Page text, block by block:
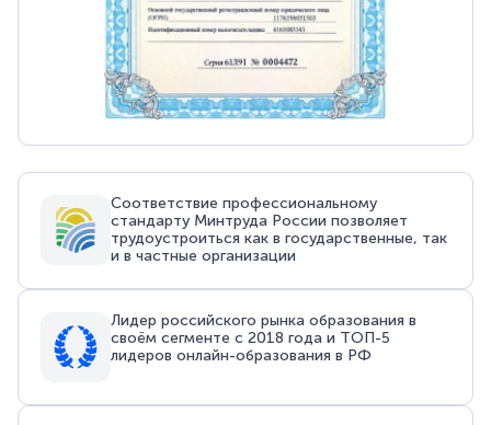
Соответствие профессиональному
стандарту Минтруда России позволяет
трудоустроиться как в государственные, так
и в частные организации
Лидер российского рынка образования в
своём сегменте с 2018 года и ТОП-5
лидеров онлайн-образования в РФ